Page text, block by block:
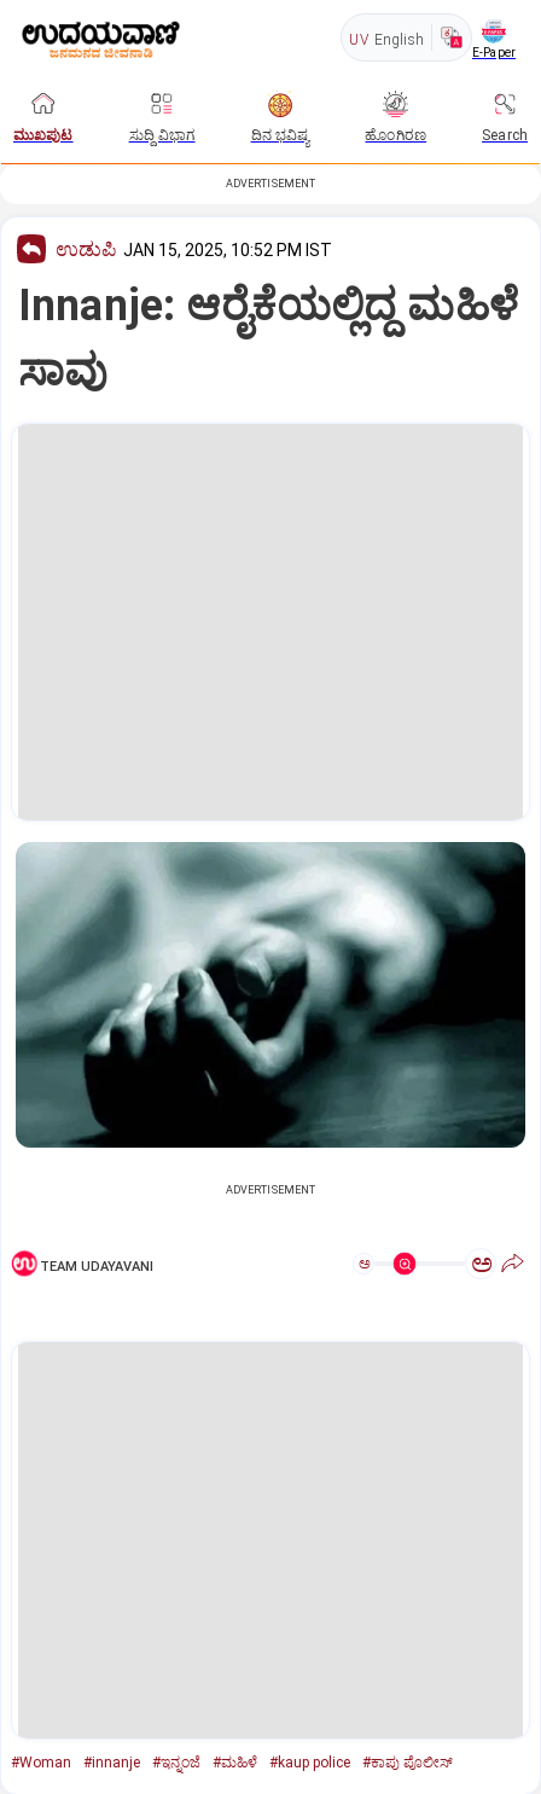
UV English
E-Paper
ಮುಖಪುಟ ಸುದ್ದಿ ವಿಭಾಗ ದಿನ ಭವಿಷ್ಯ ಹೊಂಗಿರಣ Search
ADVERTISEMENT
ಉಡುಪಿ JAN 15, 2025, 10:52 PM IST
Innanje: ಆರೈಕೆಯಲ್ಲಿದ್ದ ಮಹಿಳೆ
ಸಾವು
ADVERTISEMENT
TEAM UDAYAVANI ಅ ಅ
#Woman #innanje #ಇನ್ನಂಜೆ #ಮಹಿಳೆ #kaup police #ಕಾಪು ಪೊಲೀಸ್‌